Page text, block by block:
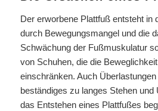
Der erworbene Plattfuß entsteht in
durch Bewegungsmangel und die
Schwächung der Fußmuskulatur
von Schuhen, die die
einschränken. Auch
beständiges zu langes Stehen und
das Entstehen eines Plattfußes